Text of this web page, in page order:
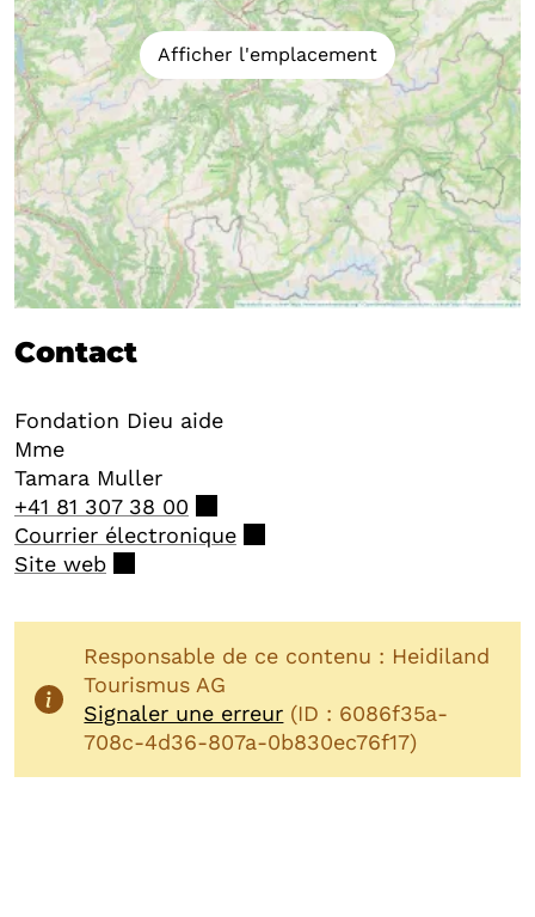
Afficher l'emplacement
Contact
Fondation Dieu aide
Mme
Tamara Muller
+41 81 307 38 00
Courrier électronique
Site web
Responsable de ce contenu : Heidiland
Tourismus AG
Signaler une erreur (ID : 6086f35a-
708c-4d36-807a-0b830ec76f17)